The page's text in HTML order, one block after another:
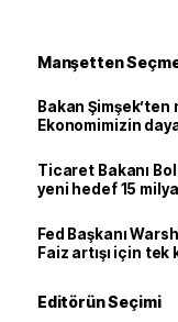
Manşetten
Bakan
Ekonomimizin
Ticaret Bakanı
yeni hedef 15
Fed Başkanı
Faiz artışı için
Editörün Seçimi